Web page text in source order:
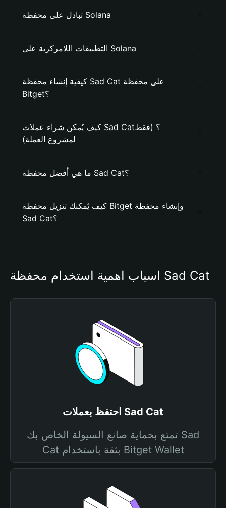
تبادل على محفظة Solana
التطبيقات اللامركزية على Solana
كيفية إنشاء محفظة Sad Cat على محفظة
Bitget؟
كيف يُمكن شراء عملات Sad Cat؟ (فقط
لمشروع العملة)
ما هي أفضل محفظة Sad Cat؟
كيف يُمكنك تنزيل محفظة Bitget وإنشاء محفظة
Sad Cat؟
أسباب أهمية استخدام محفظة Sad Cat
احتفظ بعملات Sad Cat
تمتع بحماية صانع السيولة الخاص بك Sad
Cat بثقة باستخدام Bitget Wallet